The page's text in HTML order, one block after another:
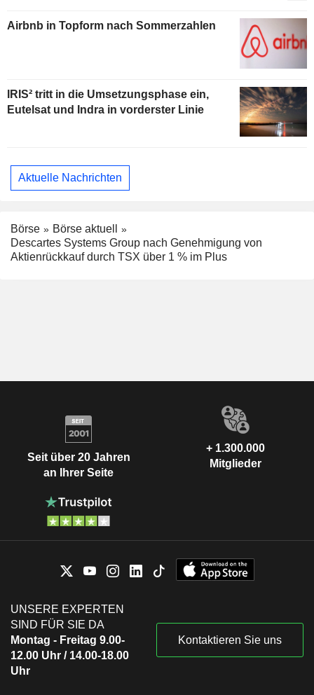
Airbnb in Topform nach Sommerzahlen
IRIS² tritt in die Umsetzungsphase ein,
Eutelsat und Indra in vorderster Linie
Aktuelle Nachrichten
Börse
Börse aktuell
Descartes Systems Group nach Genehmigung von
Aktienrückkauf durch TSX über 1 % im Plus
Seit über 20 Jahren
an Ihrer Seite
+ 1.300.000
Mitglieder
UNSERE EXPERTEN
SIND FÜR SIE DA
Montag - Freitag 9.00-
12.00 Uhr / 14.00-18.00
Uhr
Kontaktieren Sie uns